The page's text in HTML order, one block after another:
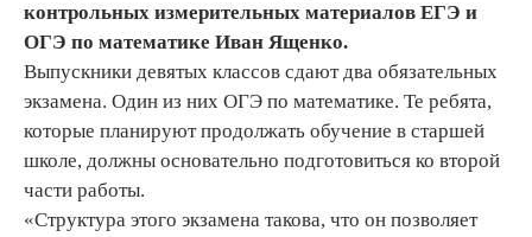
контрольных измерительных материалов ЕГЭ и
ОГЭ по математике Иван Ященко.
Выпускники девятых классов сдают два обязательных
экзамена. Один из них ОГЭ по математике. Те ребята,
которые планируют продолжать обучение в старшей
школе, должны основательно подготовиться ко второй
части работы.
«Структура этого экзамена такова, что он позволяет